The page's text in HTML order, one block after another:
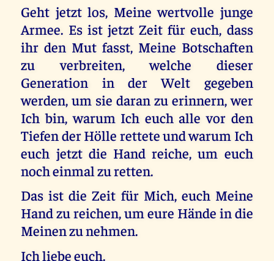
Geht jetzt los, Meine wertvolle junge
Armee. Es ist jetzt Zeit für euch, dass
ihr den Mut fasst, Meine Botschaften
zu verbreiten, welche dieser
Generation in der Welt gegeben
werden, um sie daran zu erinnern, wer
Ich bin, warum Ich euch alle vor den
Tiefen der Hölle rettete und warum Ich
euch jetzt die Hand reiche, um euch
noch einmal zu retten.
Das ist die Zeit für Mich, euch Meine
Hand zu reichen, um eure Hände in die
Meinen zu nehmen.
Ich liebe euch.